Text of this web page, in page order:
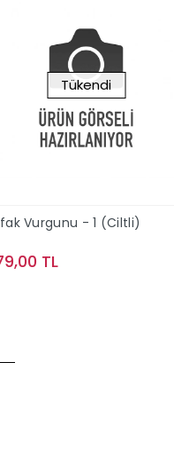
Tükendi
Vurgunu - 1 (Ciltli)
TL